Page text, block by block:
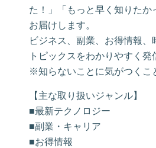
た！」「もっと早く知りたか
お届けします。
ビジネス、副業、お得情報、
トピックスをわかりやすく発
※知らないことに気がつくこ
【主な取り扱いジャンル】
■最新テクノロジー
■副業・キャリア
■お得情報